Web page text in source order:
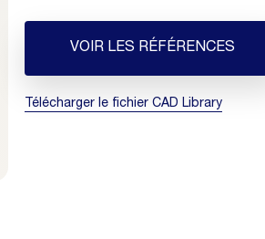
VOIR LES RÉFÉRENCES
Télécharger le fichier CAD Library